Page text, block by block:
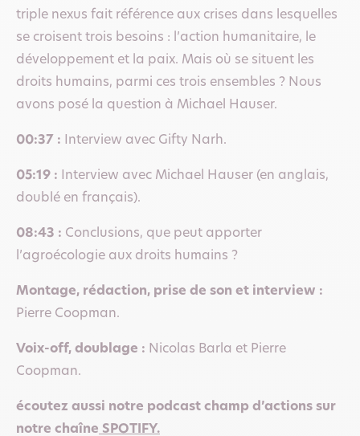
triple nexus fait référence aux crises dans lesquelles
se croisent trois besoins : l’action humanitaire, le
développement et la paix. Mais où se situent les
droits humains, parmi ces trois ensembles ? Nous
avons posé la question à Michael Hauser.
00:37 : Interview avec Gifty Narh.
05:19 : Interview avec Michael Hauser (en anglais,
doublé en français).
08:43 : Conclusions, que peut apporter
l’agroécologie aux droits humains ?
Montage, rédaction, prise de son et interview :
Pierre Coopman.
Voix-off, doublage : Nicolas Barla et Pierre
Coopman.
écoutez aussi notre podcast champ d’actions sur
notre chaîne SPOTIFY.